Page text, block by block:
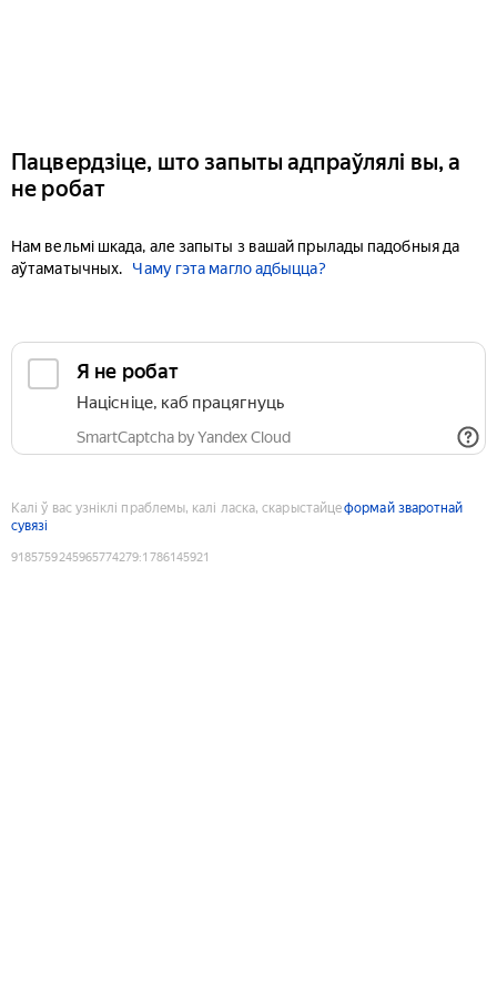
Пацвердзіце, што запыты адпраўлялі вы, а
не робат
Нам вельмі шкада, але запыты з вашай прылады падобныя да
аўтаматычных.
Чаму гэта магло адбыцца?
Я не робат
Націсніце, каб працягнуць
SmartCaptcha by Yandex Cloud
Калі ў вас узніклі праблемы, калі ласка, скарыстайцеформай зваротнай
сувязі
9185759245965774279:1786145921